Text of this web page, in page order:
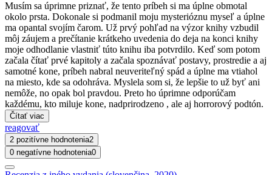
Musím sa úprimne priznať, že tento príbeh si ma úplne obmotal
okolo prsta. Dokonale si podmanil moju mysterióznu myseľ a úplne
ma opantal svojím čarom. Už prvý pohľad na výzor knihy vzbudil
môj záujem a prečítanie krátkeho uvedenia do deja na konci knihy
moje odhodlanie vlastniť túto knihu iba potvrdilo. Keď som potom
začala čítať prvé kapitoly a začala spoznávať postavy, prostredie a aj
samotné kone, príbeh nabral neuveriteľný spád a úplne ma vtiahol
na miesto, kde sa odohráva. Myslela som si, že lepšie to už byť ani
nemôže, no opak bol pravdou. Preto ho úprimne odporúčam
každému, kto miluje kone, nadprirodzeno , ale aj horrorový podtón.
Čítať viac
reagovať
2 pozitívne hodnotenia2
0 negatívne hodnotenia0